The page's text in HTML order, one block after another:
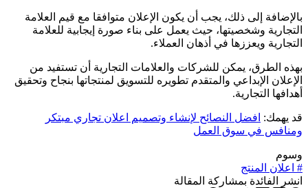
بالإضافة إلى ذلك، يجب أن يكون الإعلان متوافقا مع قيم العلامة
التجارية وشخصيتها، حيث يعمل على بناء صورة إيجابية للعلامة
التجارية ويعززها في أذهان العملاء.
بهذه الطرق، يمكن للشركات والعلامات التجارية أن تستفيد من
الإعلان الإبداعي والمتقدم تطويره للتسويق لمنتجاتها بنجاح وتحقيق
أهدافها التجارية.
قد يهمك: افضل النصائح لإنشاء وتصميم اعلان تجاري مبتكر
ومنافس في سوق العمل
وسوم
# اعلان المنتج
انشر الفائدة بمشاركة المقالة